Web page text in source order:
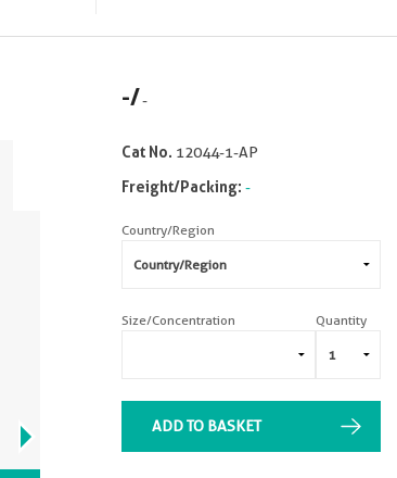
-/-
Cat No. 12044-1-AP
Freight/Packing: -
Country/Region
Size/Concentration Quantity
ADD TO BASKET